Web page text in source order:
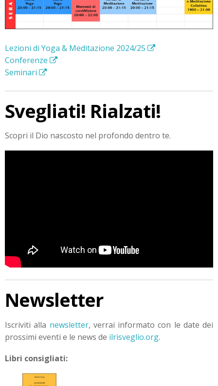
Lezioni di Yoga & Meditazione 2024/25
Conferenze
Seminari
Svegliati! Rialzati!
Scopri il Dio nascosto nel profondo dentro te.
Newsletter
Iscriviti alla newsletter, verrai informato con le date dei
prossimi eventi e le news de ilrisveglio.org.
Libri consigliati: